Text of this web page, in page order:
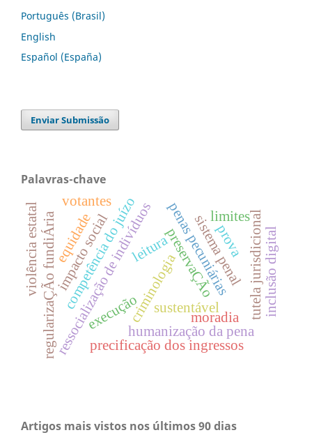
Português (Brasil)
English
Español (España)
Enviar Submissão
Palavras-chave
penas pecuniárias
preservaÇÃo
criminologiasustentável
leitura
humanização da pena
ressocialização de indivíduos
regularizaÇÃo fundiÁria moradia
competência do juízo
execução tutela jurisdicional
sistema penal
impacto social
equidade inclusão digital
limites
prova
precificação dos ingressos
violência estatal
votantes
Artigos mais vistos nos últimos 90 dias